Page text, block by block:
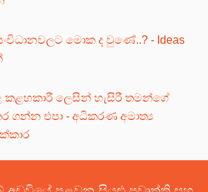
මොක ද වුණේ..? - Ideas
කළහකාරී ලෙසින් හැසිරී තමන්ගේ
ගන්න එපා - අධිකරණ අමාත්‍ය